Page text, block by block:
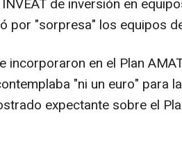
de inversión en
por "sorpresa" los equipos
incorporaron en el Plan
"ni un euro" para
expectante sobre el